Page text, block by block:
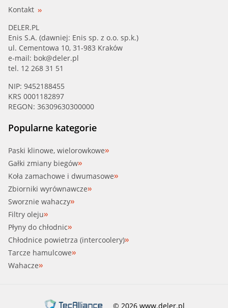
Kontakt
DELER.PL
Enis S.A. (dawniej: Enis sp. z o.o. sp.k.)
ul. Cementowa 10, 31-983 Kraków
e-mail: bok@deler.pl
tel. 12 268 31 51
NIP: 9452188455
KRS 0001182897
REGON: 36309630300000
Popularne kategorie
Paski klinowe, wielorowkowe
Gałki zmiany biegów
Koła zamachowe i dwumasowe
Zbiorniki wyrównawcze
Sworznie wahaczy
Filtry oleju
Płyny do chłodnic
Chłodnice powietrza (intercoolery)
Tarcze hamulcowe
Wahacze
© 2026 www.deler.pl